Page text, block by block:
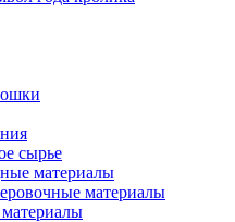
сырье
материалы
материалы